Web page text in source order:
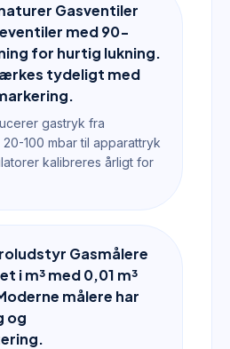
Gasventiler
med 90-
for hurtig lukning.
tydeligt med
gastryk fra
100 mbar til apparattryk
kalibreres årligt for
Gasmålere
i m³ med 0,01 m³
målere har
og